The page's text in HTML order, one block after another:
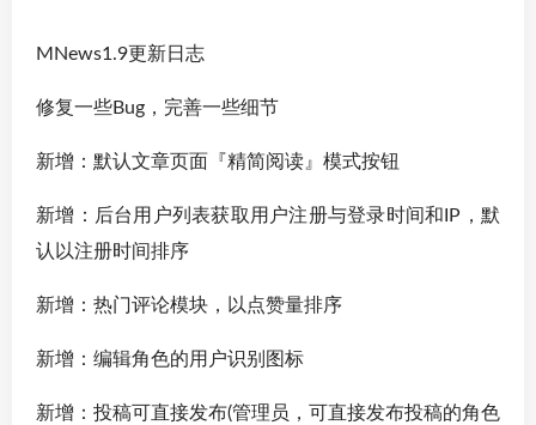
MNews1.9更新日志
修复一些Bug，完善一些细节
新增：默认文章页面『精简阅读』模式按钮
新增：后台用户列表获取用户注册与登录时间和IP，默
认以注册时间排序
新增：热门评论模块，以点赞量排序
新增：编辑角色的用户识别图标
新增：投稿可直接发布(管理员，可直接发布投稿的角色